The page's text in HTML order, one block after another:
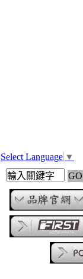
Select Language ▼